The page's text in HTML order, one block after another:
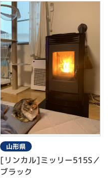
山形県
[リンカル]ミッリー515S／
ブラック